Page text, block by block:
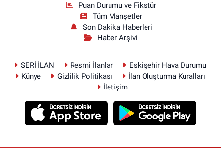
Puan Durumu ve Fikstür
Tüm Manşetler
Son Dakika Haberleri
Haber Arşivi
SERİ İLAN Resmi İlanlar
Eskişehir Hava Durumu
Künye
Gizlilik Politikası
İlan Oluşturma Kuralları
İletişim